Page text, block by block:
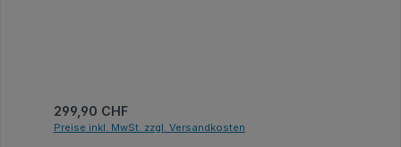
Regulärer Preis:
299,90 CHF
Preise inkl. MwSt. zzgl. Versandkosten